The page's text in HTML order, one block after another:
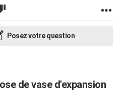
Posez votre question
de vase d'expansion